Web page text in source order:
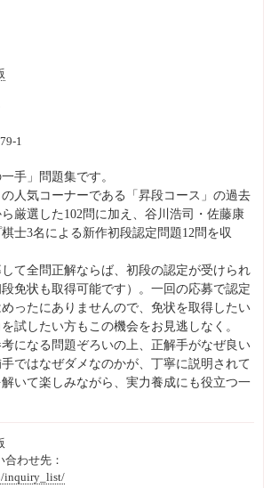
1
手」問題集です。
人気コーナーである「昇段コース」の過去
厳選した102問に加え、谷川浩司・佐藤康
士3名による新作初段認定問題12問を収
て全問正解ならば、初段の認定が受けられ
免状も取得可能です）。一回の応募で認定
ったにありませんので、免状を取得したい
試したい方もこの機会をお見逃しなく。
になる問題ぞろいの上、正解手がなぜ良い
ではなぜダメなのかが、丁寧に説明されて
いて楽しみながら、実力養成にも役立つ一
わせ先：
inquiry_list/